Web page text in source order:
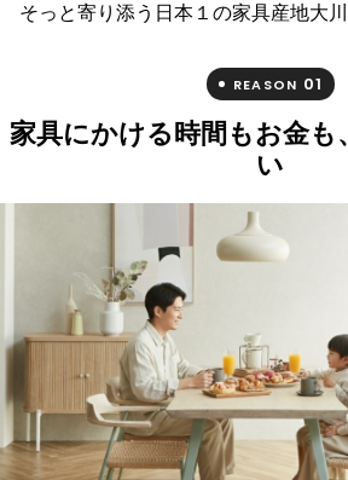
そっと寄り添う日本１の家具産地大
REASON 01
家具にかける時間もお金も
い